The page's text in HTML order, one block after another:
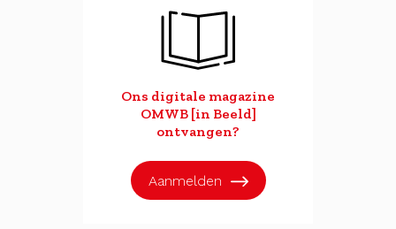
Ons digitale magazine
OMWB [in Beeld]
ontvangen?
Aanmelden